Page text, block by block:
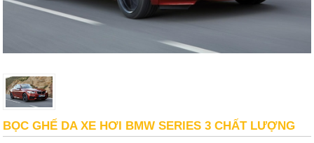
BỌC GHẾ DA XE HƠI BMW SERIES 3 CHẤT LƯỢNG